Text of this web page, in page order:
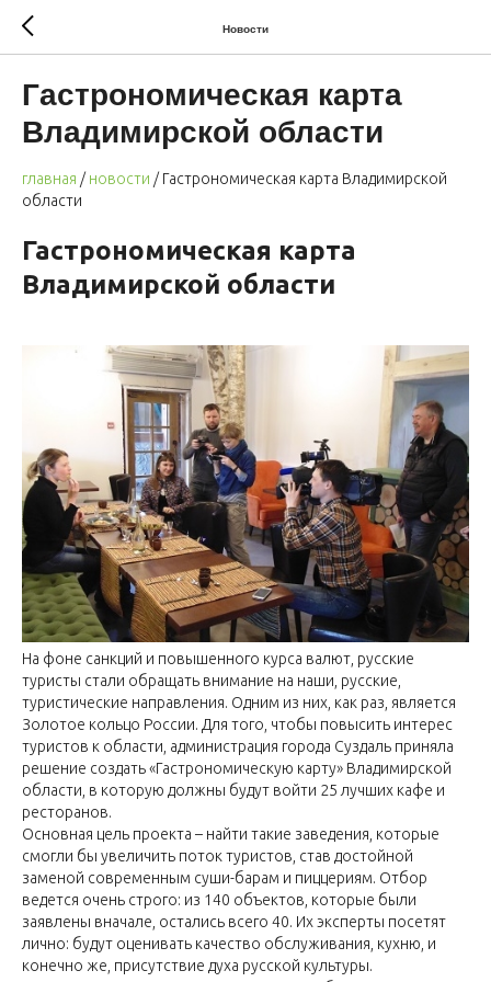
Новости
Гастрономическая карта
Владимирской области
главная / новости / Гастрономическая карта Владимирской
области
Гастрономическая карта
Владимирской области
На фоне санкций и повышенного курса валют, русские
туристы стали обращать внимание на наши, русские,
туристические направления. Одним из них, как раз, является
Золотое кольцо России. Для того, чтобы повысить интерес
туристов к области, администрация города Суздаль приняла
решение создать «Гастрономическую карту» Владимирской
области, в которую должны будут войти 25 лучших кафе и
ресторанов.
Основная цель проекта – найти такие заведения, которые
смогли бы увеличить поток туристов, став достойной
заменой современным суши-барам и пиццериям. Отбор
ведется очень строго: из 140 объектов, которые были
заявлены вначале, остались всего 40. Их эксперты посетят
лично: будут оценивать качество обслуживания, кухню, и
конечно же, присутствие духа русской культуры.